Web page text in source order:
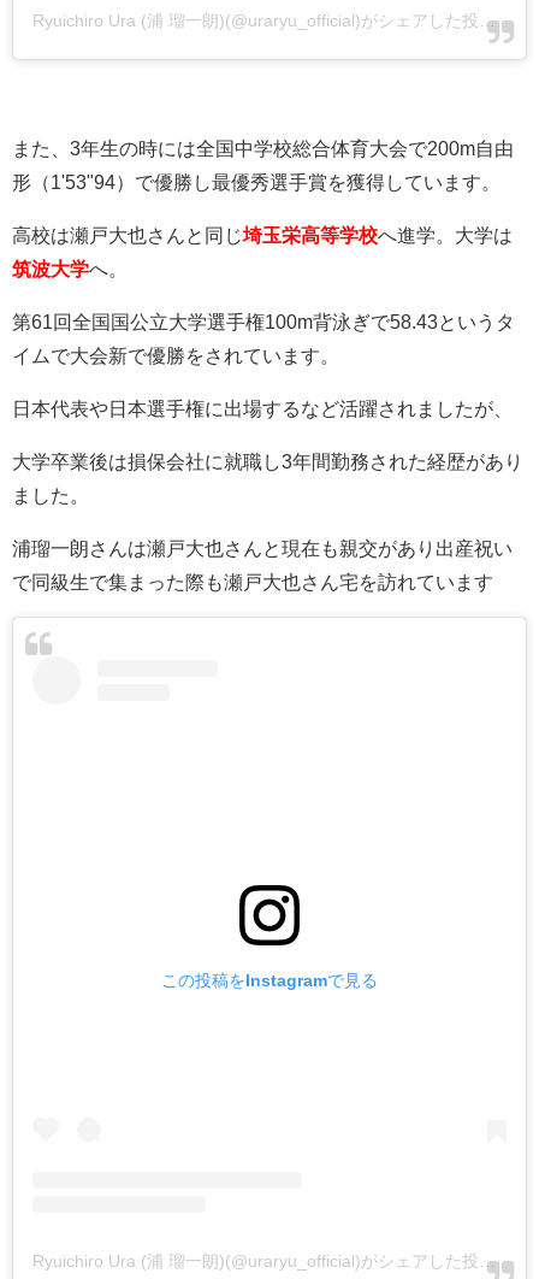
Ryuichiro Ura (浦 瑠一朗)(@uraryu_official)がシェアした投稿-
また、3年生の時には全国中学校総合体育大会で200m自由
形（1'53"94）で優勝し最優秀選手賞を獲得しています。
高校は瀬戸大也さんと同じ埼玉栄高等学校へ進学。大学は
筑波大学へ。
第61回全国国公立大学選手権100m背泳ぎで58.43というタ
イムで大会新で優勝をされています。
日本代表や日本選手権に出場するなど活躍されましたが、
大学卒業後は損保会社に就職し3年間勤務された経歴があり
ました。
浦瑠一朗さんは瀬戸大也さんと現在も親交があり出産祝い
で同級生で集まった際も瀬戸大也さん宅を訪れています
この投稿をInstagramで見る
Ryuichiro Ura (浦 瑠一朗)(@uraryu_official)がシェアした投稿-